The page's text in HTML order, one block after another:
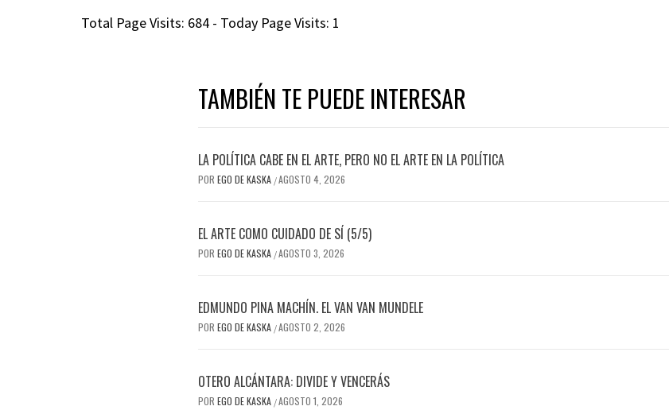
Total Page Visits: 684 - Today Page Visits: 1
TAMBIÉN TE PUEDE INTERESAR
LA POLÍTICA CABE EN EL ARTE, PERO NO EL ARTE EN LA POLÍTICA
POR EGO DE KASKA /AGOSTO 4, 2026
EL ARTE COMO CUIDADO DE SÍ (5/5)
POR EGO DE KASKA /AGOSTO 3, 2026
EDMUNDO PINA MACHÍN. EL VAN VAN MUNDELE
POR EGO DE KASKA /AGOSTO 2, 2026
OTERO ALCÁNTARA: DIVIDE Y VENCERÁS
POR EGO DE KASKA /AGOSTO 1, 2026